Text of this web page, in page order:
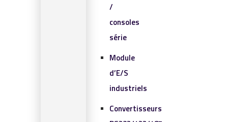
/
consoles
série
Module
d’E/S
industriels
Convertisseurs